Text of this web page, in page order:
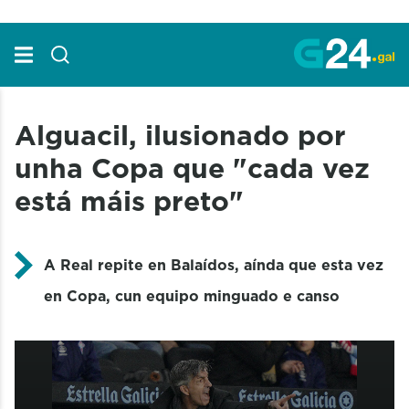
Alguacil, ilusionado por
unha Copa que "cada vez
está máis preto"
A Real repite en Balaídos, aínda que esta vez
en Copa, cun equipo minguado e canso